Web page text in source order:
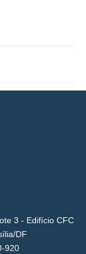
3 - Edifício CFC
DF
920